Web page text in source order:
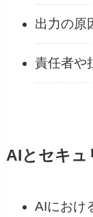
出力の原
責任者や
AIとセキュ
AIにおけ